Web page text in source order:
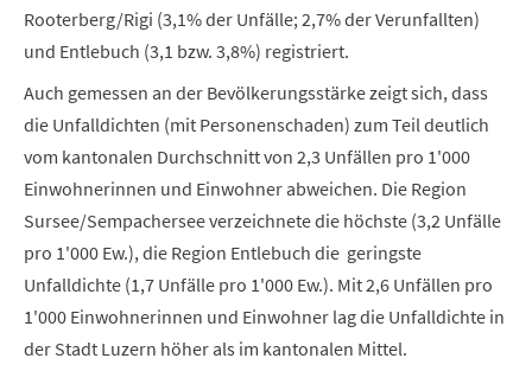
Rooterberg/Rigi (3,1% der Unfälle; 2,7% der Verunfallten)
und Entlebuch (3,1 bzw. 3,8%) registriert.
Auch gemessen an der Bevölkerungsstärke zeigt sich, dass
die Unfalldichten (mit Personenschaden) zum Teil deutlich
vom kantonalen Durchschnitt von 2,3 Unfällen pro 1'000
Einwohnerinnen und Einwohner abweichen. Die Region
Sursee/Sempachersee verzeichnete die höchste (3,2 Unfälle
pro 1'000 Ew.), die Region Entlebuch die geringste
Unfalldichte (1,7 Unfälle pro 1'000 Ew.). Mit 2,6 Unfällen pro
1'000 Einwohnerinnen und Einwohner lag die Unfalldichte in
der Stadt Luzern höher als im kantonalen Mittel.